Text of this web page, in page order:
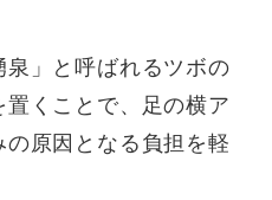
」と呼ばれるツボの
くことで、足の横ア
原因となる負担を軽